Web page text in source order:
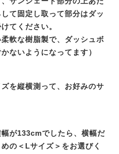
て固定し取って部分はダッ
てください。
柔軟な樹脂製で、ダッシュボ
ないようになってます）
を縦横測って、お好みのサ
が133cmでしたら、横幅だ
の＜Lサイズ＞をお選びく